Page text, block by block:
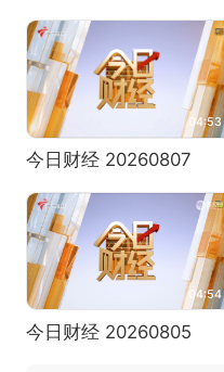
04:53
今日财经 20260807
04:54
今日财经 20260805